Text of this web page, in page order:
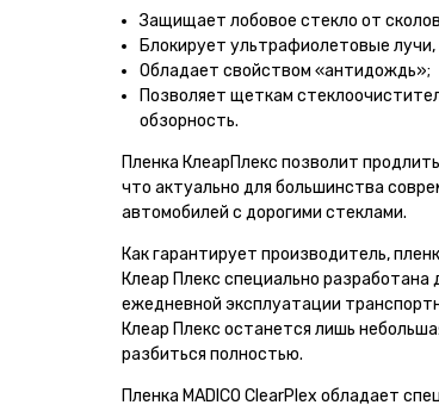
Защищает лобовое стекло от
Блокирует ультрафиолетовые
Обладает свойством «антидождь»;
Позволяет щеткам
обзорность.
Пленка КлеарПлекс позволит
что актуально для большинства
автомобилей с дорогими стеклами.
Как гарантирует производитель,
Клеар Плекс специально
ежедневной эксплуатации
Клеар Плекс останется лишь
разбиться полностью.
Пленка MADICO ClearPlex обладает